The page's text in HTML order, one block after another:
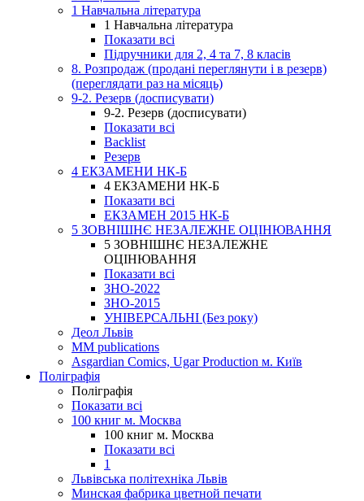
1 Навчальна література
1 Навчальна література
Показати всі
Підручники для 2, 4 та 7, 8 класів
8. Розпродаж (продані переглянути і в резерв)
(переглядати раз на місяць)
9-2. Резерв (досписувати)
9-2. Резерв (досписувати)
Показати всі
Backlist
Резерв
4 ЕКЗАМЕНИ НК-Б
4 ЕКЗАМЕНИ НК-Б
Показати всі
ЕКЗАМЕН 2015 НК-Б
5 ЗОВНІШНЄ НЕЗАЛЕЖНЕ ОЦІНЮВАННЯ
5 ЗОВНІШНЄ НЕЗАЛЕЖНЕ
ОЦІНЮВАННЯ
Показати всі
ЗНО-2022
ЗНО-2015
УНІВЕРСАЛЬНІ (Без року)
Деол Львів
MM publications
Asgardian Comics, Ugar Production м. Київ
Поліграфія
Поліграфія
Показати всі
100 книг м. Москва
100 книг м. Москва
Показати всі
1
Львівська політехніка Львів
Минская фабрика цветной печати